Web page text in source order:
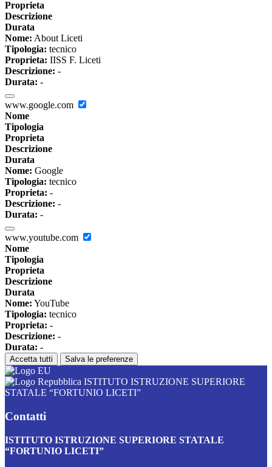
Proprieta
Descrizione
Durata
Nome: About Liceti
Tipologia: tecnico
Proprieta: IISS F. Liceti
Descrizione: -
Durata: -
www.google.com
Nome
Tipologia
Proprieta
Descrizione
Durata
Nome: Google
Tipologia: tecnico
Proprieta: -
Descrizione: -
Durata: -
www.youtube.com
Nome
Tipologia
Proprieta
Descrizione
Durata
Nome: YouTube
Tipologia: tecnico
Proprieta: -
Descrizione: -
Durata: -
Accetta tutti Salva le preferenze
ISTITUTO ISTRUZIONE SUPERIORE
STATALE “FORTUNIO LICETI”
Contatti
ISTITUTO ISTRUZIONE SUPERIORE STATALE
“FORTUNIO LICETI”